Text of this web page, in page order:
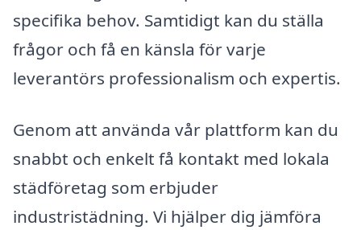
specifika behov. Samtidigt kan du ställa
frågor och få en känsla för varje
leverantörs professionalism och expertis.
Genom att använda vår plattform kan du
snabbt och enkelt få kontakt med lokala
städföretag som erbjuder
industristädning. Vi hjälper dig jämföra